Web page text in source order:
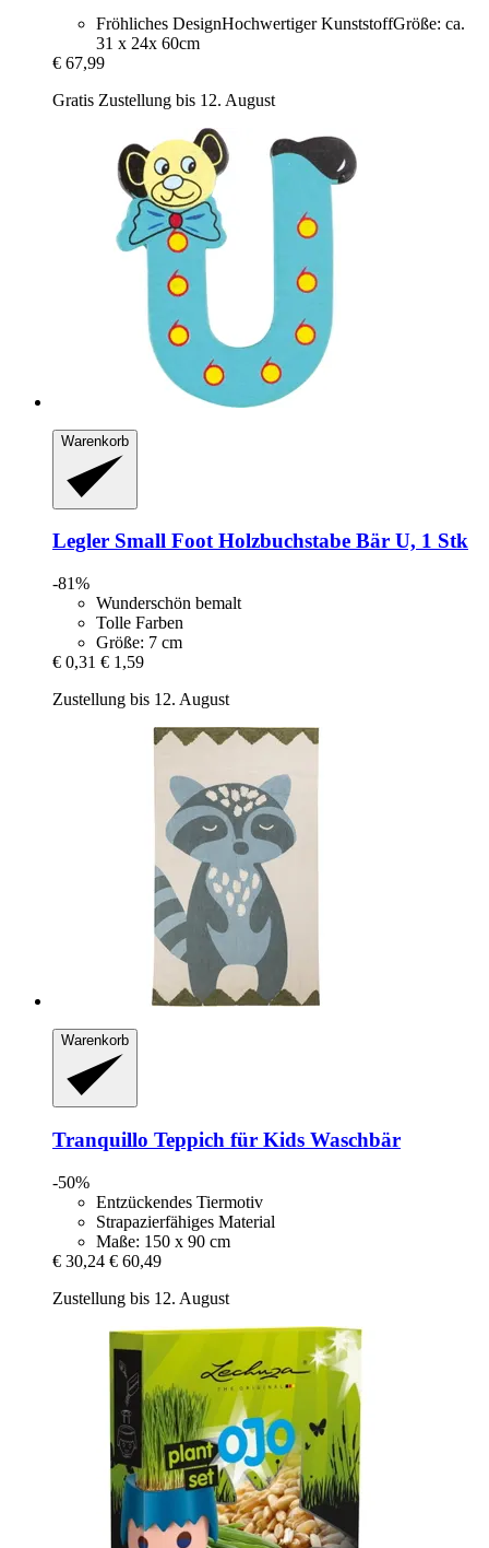
Fröhliches DesignHochwertiger KunststoffGröße: ca.
31 x 24x 60cm
€ 67,99
Gratis Zustellung bis 12. August
Warenkorb
Legler Small FootHolzbuchstabe Bär U, 1 Stk
-81%
Wunderschön bemalt
Tolle Farben
Größe: 7 cm
€ 0,31 € 1,59
Zustellung bis 12. August
Warenkorb
Tranquillo Teppich für Kids Waschbär
-50%
Entzückendes Tiermotiv
Strapazierfähiges Material
Maße: 150 x 90 cm
€ 30,24 € 60,49
Zustellung bis 12. August